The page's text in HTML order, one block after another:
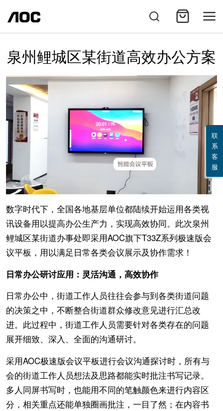
泉州鲤城区某街道高效办公方案
数字时代下，全国各地基层单位都陆续开始运用各类视
讯设备用以提高办公生产力，实现高效协同。此次泉州
鲤城区某街道办事处即采用AOC旗下T33Z系列极速版会
议平板，用以满足日常各类会议展示及协作需求！
日常办公研讨应用：灵活沟通，高效协作
日常办公中，街道工作人员往往会参与到各类街道问题
的决策之中，不断整合街道群众修改意见进行汇总改
进。此过程中，街道工作人员需要针对各类存在的问题
展开细致、深入、全面的沟通研讨。
采用AOC极速版会议平板进行会议沟通探讨时，所有与
会的街道工作人员想法及思路都能实时批注书写记录。
多人同屏书写时，也能用不同的笔触颜色来进行内容区
分，相关重点还能单独圈画批注，一目了然；在内容书
联
系
客
服